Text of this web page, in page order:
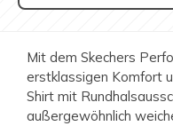
Mit dem Skechers
erstklassigen Komfort
Shirt mit
außergewöhnlich